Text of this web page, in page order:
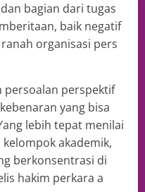
bagian dari tugas
baik negatif
organisasi pers
persoalan perspektif
yang bisa
lebih tepat menilai
akademik,
berkonsentrasi di
hakim perkara a